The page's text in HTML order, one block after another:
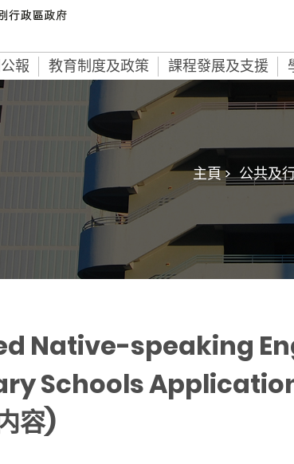
報 教育制度及政策 課程發展及支援
主頁 > 公共及
Native-speaking
Schools
容)